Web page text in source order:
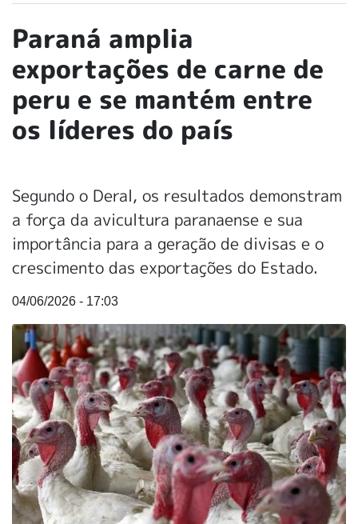
Paraná amplia
exportações de carne de
peru e se mantém entre
os líderes do país
Segundo o Deral, os resultados demonstram
a força da avicultura paranaense e sua
importância para a geração de divisas e o
crescimento das exportações do Estado.
04/06/2026 - 17:03